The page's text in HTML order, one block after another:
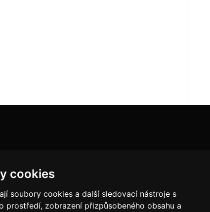
cookies
soubory cookies a další sledovací nástroje s
prostředí, zobrazení přizpůsobeného obsahu a